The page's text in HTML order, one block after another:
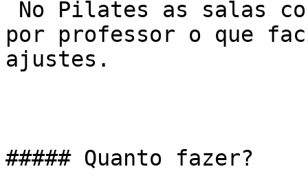
por professor o que
ajustes.
##### Quanto fazer?